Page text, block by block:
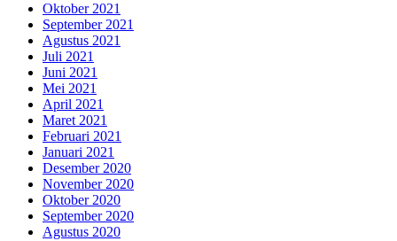
Oktober 2021
September 2021
Agustus 2021
Juli 2021
Juni 2021
Mei 2021
April 2021
Maret 2021
Februari 2021
Januari 2021
Desember 2020
November 2020
Oktober 2020
September 2020
Agustus 2020